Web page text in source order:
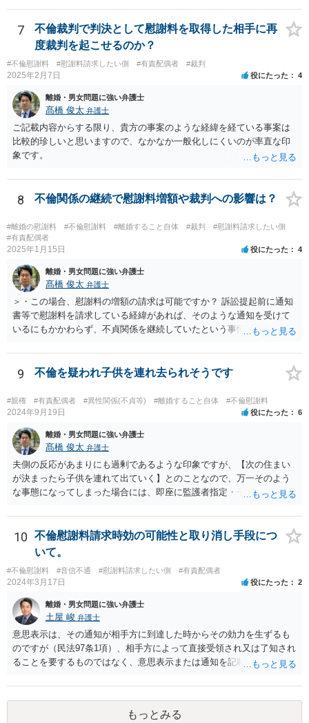
りません（口頭での説明でも十分だと思います）。但し、調停委員が
反論の陳述書を提出するように求めているときは別です。 また、反
論しないからと言って直ちに離婚訴訟で不利になることはないと思い
ます（離婚訴訟では反論が必要になってくると思いますが、調停段階
からこちらの言い分や手の内を知らせることに余り意味はないように
思います。）。
7
不倫裁判で判決として慰謝料を取得した相手に再
度裁判を起こせるのか？
#不倫慰謝料 #慰謝料請求したい側 #有責配偶者 #裁判
2025年2月7日 役にたった 4
離婚・男女問題に強い弁護士
髙橋 俊太 弁護士
ご記載内容からする限り、貴方の事案のような経緯を経ている事案は
比較的珍しいと思いますので、なかなか一般化しにくいのが率直な印
象です。
8 不倫関係の継続で慰謝料増額や裁判への影響は？
#離婚の慰謝料 #不倫慰謝料 #離婚すること自体 #裁判
#慰謝料請求したい側
#有責配偶者
2025年1月15日 役にたった 4
離婚・男女問題に強い弁護士
髙橋 俊太 弁護士
＞・この場合、慰謝料の増額の請求は可能ですか？ 訴訟提起前に通知
書等で慰謝料を請求している経緯があれば、そのような通知を受けて
いるにもかかわらず、不貞関係を継続していたという事情は悪質性を
ている裁判例もありますので、担当弁護士に確認してみるとよいでし
ょう。 ＞・この事実が何か今回の裁判に影響することはあるのでしょ
が、不貞が継続している事実自体は、上記のとおり増額事由になり得
るので、請求を拡張するか、現状の請求額が認容されやすいように今
後の攻防で主張立証していくことになるでしょう。方針について、担
当弁護士とよく相談してみるとよいと思います。
9 不倫を疑われ子供を連れ去られそうです
#親権 #有責配偶者 #異性関係(不貞等) #離婚すること自体 #不倫慰謝料
2024年9月19日 役にたった 6
離婚・男女問題に強い弁護士
髙橋 俊太 弁護士
夫側の反応があまりにも過剰であるような印象ですが、【次の住まい
が決まったら子供を連れて出ていく】とのことなので、万一そのよう
な事態になってしまった場合には、即座に監護者指定・子の引渡しの
でしょう。 親権者や監護者の指定が争いになる場合、現在の実務では
「主たる監護者が父母いずれか」という基準で判断されます。具体的
には、子が生まれてから現在に至るまで、産休・育休取得の有無、子
に関する具体的（中心的）監護実績をもとにして、他方配偶者と比較
して、自分が主として子を監護してきた者であるかどうかが重要にな
ります。【子供の監護は平日休日含めて8割私です。】ということでは
あるのですが、上記のとおり、様々な具体的な事情を踏まえて検討す
る必要があるので、最寄りの弁護士などに個別に相談することをお勧
めいたします。
10
不倫慰謝料請求時効の可能性と取り消し手段につ
いて。
#不倫慰謝料 #音信不通 #慰謝料請求したい側 #有責配偶者
2024年3月17日 役にたった 2
離婚・男女問題に強い弁護士
土屋 峻 弁護士
意思表示は、その通知が相手方に到達した時からその効力を生ずるも
のですが（民法97条1項）、相手方によって直接受領され又は了知され
ることを要するものではなく、意思表示または通知を記載した書面
られます（最判昭和43年12月17日）。したがって、相手方の支配圏内
に入っていれば（郵便受けに投函するなど。実際には配達証明などを
つけたほうがよいでしょう。）、時効の完成猶予の効果を享受できる
もっとみる